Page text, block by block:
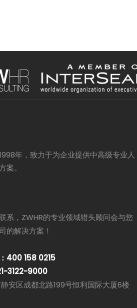
年，致力于为企业提供中高级专业人
案。
系，ZWHR的专业领域猎头顾问会与您
的解决方案！
400 158 0215
3122-9000
安区成都北路199号恒利国际大厦6楼